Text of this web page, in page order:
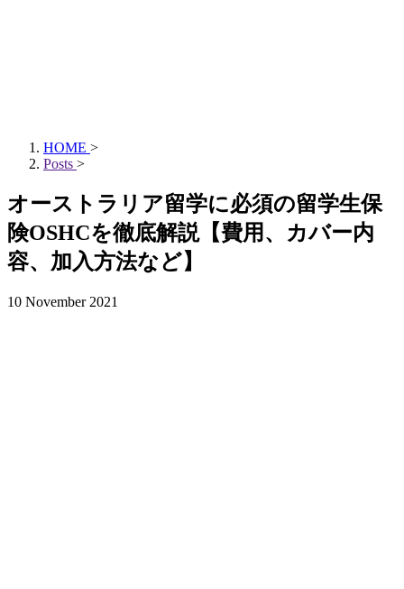
HOME >
Posts >
オーストラリア留学に必須の留学生保
険OSHCを徹底解説【費用、カバー内
容、加入方法など】
10 November 2021